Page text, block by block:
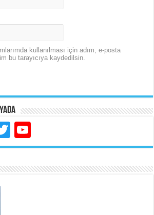
kullanılması için adım, e-posta
bu tarayıcıya kaydedilsin.
Twitter